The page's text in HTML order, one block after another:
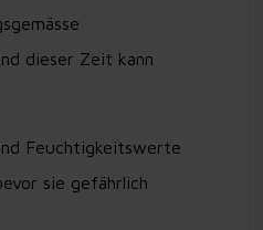
dieser Zeit kann
Feuchtigkeitswerte
sie gefährlich